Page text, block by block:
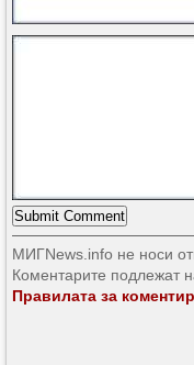
МИГNews.info не носи
Коментарите подлежат
Правилата за